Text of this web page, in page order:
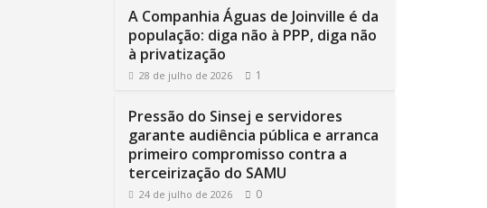
A Companhia Águas de Joinville é da
população: diga não à PPP, diga não
à privatização
28 de julho de 2026 1
Pressão do Sinsej e servidores
garante audiência pública e arranca
primeiro compromisso contra a
terceirização do SAMU
24 de julho de 2026 0